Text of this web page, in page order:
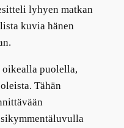
lyhyen matkan
kuvia hänen
puolella,
Tähän